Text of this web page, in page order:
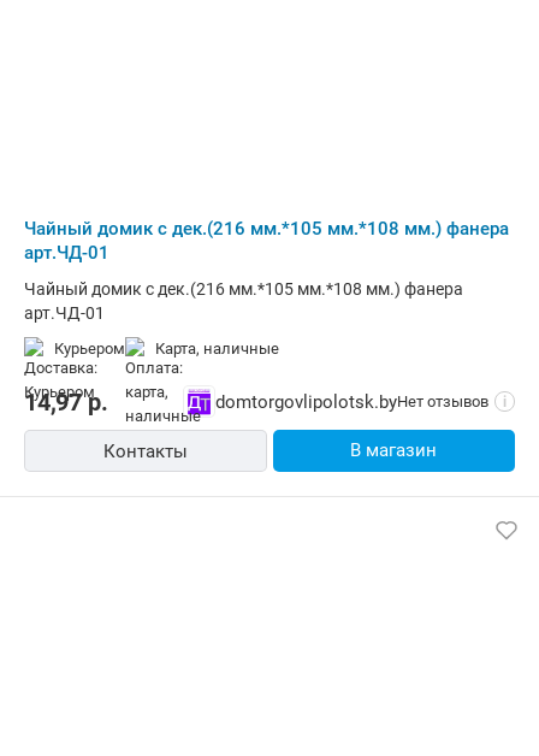
Чайный домик с дек.(216 мм.*105 мм.*108 мм.) фанера
арт.ЧД-01
Чайный домик с дек.(216 мм.*105 мм.*108 мм.) фанера
арт.ЧД-01
Курьером карта, наличные
14,97р. domtorgovlipolotsk.byНет отзывов i
Контакты В магазин